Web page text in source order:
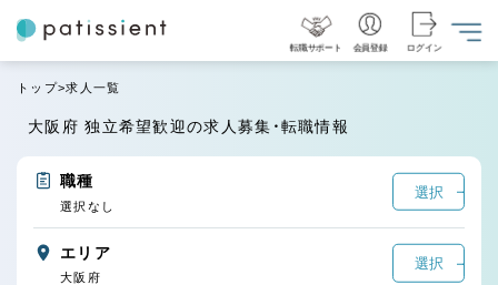
転職サポート 会員登録 ログイン
トップ 求人一覧
大阪府 独立希望歓迎の求人募集・転職情報
職種
選択
選択なし
エリア
選択
大阪府